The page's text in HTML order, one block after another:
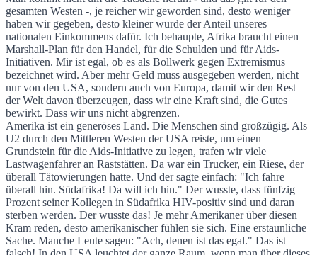
gesamten Westen -, je reicher wir geworden sind, desto weniger
haben wir gegeben, desto kleiner wurde der Anteil unseres
nationalen Einkommens dafür. Ich behaupte, Afrika braucht einen
Marshall-Plan für den Handel, für die Schulden und für Aids-
Initiativen. Mir ist egal, ob es als Bollwerk gegen Extremismus
bezeichnet wird. Aber mehr Geld muss ausgegeben werden, nicht
nur von den USA, sondern auch von Europa, damit wir den Rest
der Welt davon überzeugen, dass wir eine Kraft sind, die Gutes
bewirkt. Dass wir uns nicht abgrenzen.
Amerika ist ein generöses Land. Die Menschen sind großzügig. Als
U2 durch den Mittleren Westen der USA reiste, um einen
Grundstein für die Aids-Initiative zu legen, trafen wir viele
Lastwagenfahrer an Raststätten. Da war ein Trucker, ein Riese, der
überall Tätowierungen hatte. Und der sagte einfach: "Ich fahre
überall hin. Südafrika! Da will ich hin." Der wusste, dass fünfzig
Prozent seiner Kollegen in Südafrika HIV-positiv sind und daran
sterben werden. Der wusste das! Je mehr Amerikaner über diesen
Kram reden, desto amerikanischer fühlen sie sich. Eine erstaunliche
Sache. Manche Leute sagen: "Ach, denen ist das egal." Das ist